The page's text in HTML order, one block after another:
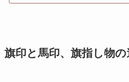
旗印と馬印、旗指し物の